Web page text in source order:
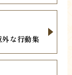
な行動集